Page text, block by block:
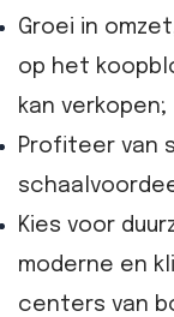
Groei in
op het
kan verkopen;
Profiteer van
Kies voor
moderne en
centers van